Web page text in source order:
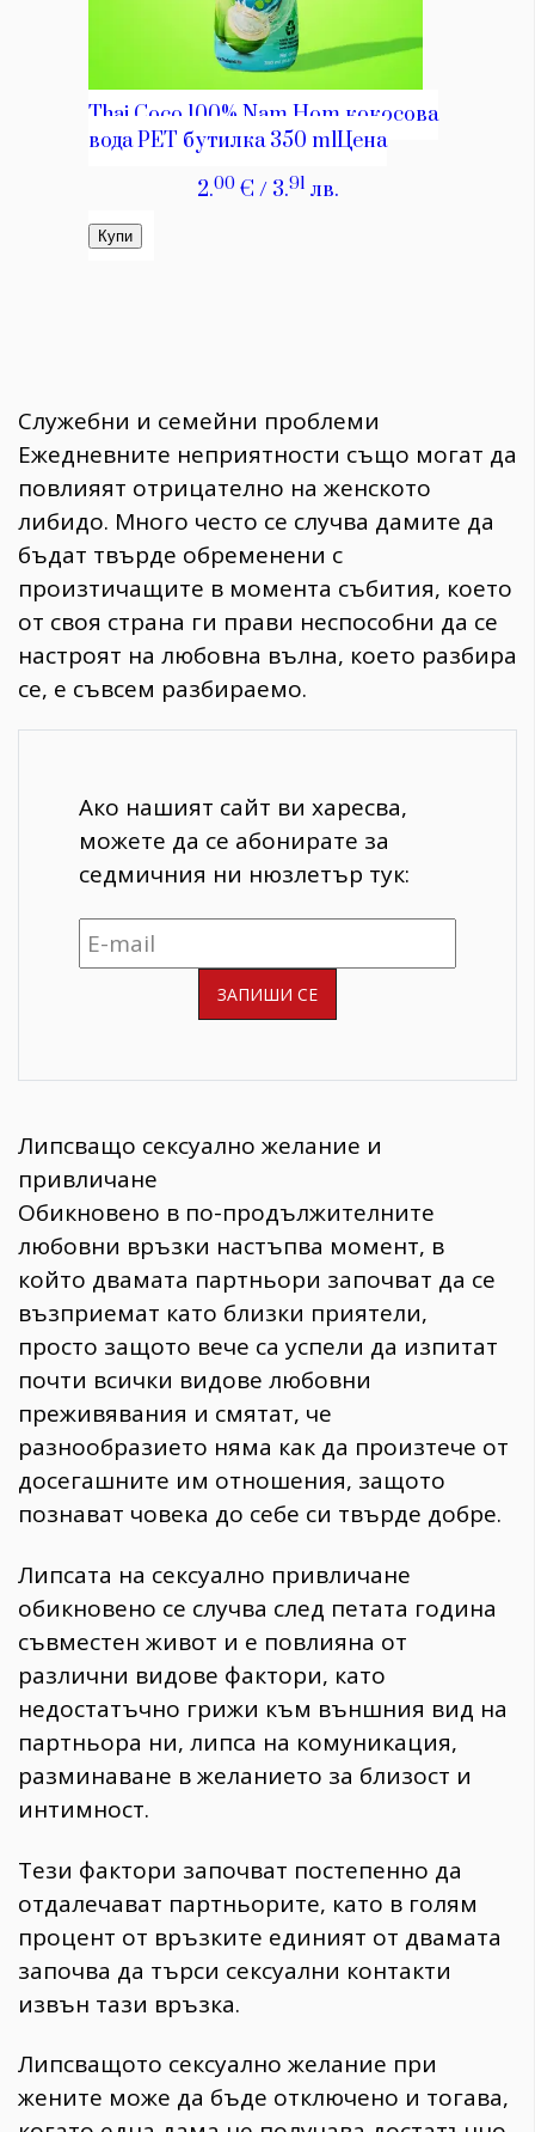
Служебни и семейни проблеми
Ежедневните неприятности също могат да
повлияят отрицателно на женското
либидо. Много често се случва дамите да
бъдат твърде обременени с
произтичащите в момента събития, което
от своя страна ги прави неспособни да се
настроят на любовна вълна, което разбира
се, е съвсем разбираемо.
Ако нашият сайт ви харесва,
можете да се абонирате за
седмичния ни нюзлетър тук:
Липсващо сексуално желание и
привличане
Обикновено в по-продължителните
любовни връзки настъпва момент, в
който двамата партньори започват да се
възприемат като близки приятели,
просто защото вече са успели да изпитат
почти всички видове любовни
преживявания и смятат, че
разнообразието няма как да произтече от
досегашните им отношения, защото
познават човека до себе си твърде добре.
Липсата на сексуално привличане
обикновено се случва след петата година
съвместен живот и е повлияна от
различни видове фактори, като
недостатъчно грижи към външния вид на
партньора ни, липса на комуникация,
разминаване в желанието за близост и
интимност.
Тези фактори започват постепенно да
отдалечават партньорите, като в голям
процент от връзките единият от двамата
започва да търси сексуални контакти
извън тази връзка.
Липсващото сексуално желание при
жените може да бъде отключено и тогава,